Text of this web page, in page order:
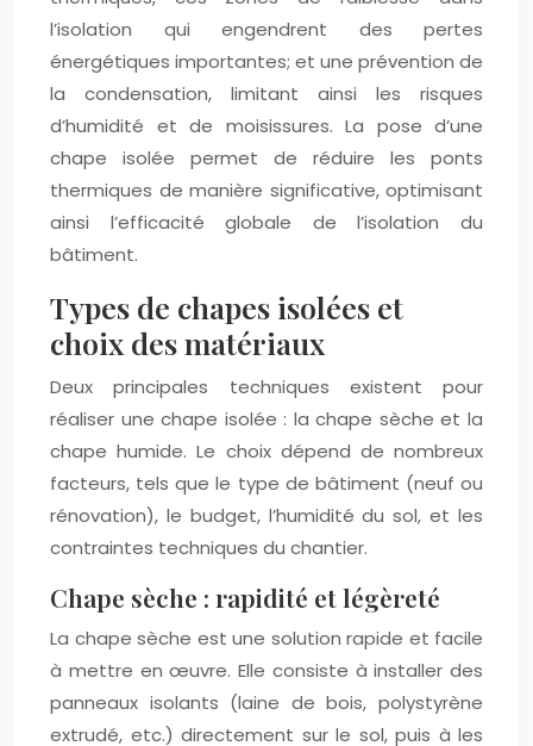
l’isolation qui engendrent des pertes
énergétiques importantes; et une prévention de
la condensation, limitant ainsi les risques
d’humidité et de moisissures. La pose d’une
chape isolée permet de réduire les ponts
thermiques de manière significative, optimisant
ainsi l’efficacité globale de l’isolation du
bâtiment.
Types de chapes isolées et
choix des matériaux
Deux principales techniques existent pour
réaliser une chape isolée : la chape sèche et la
chape humide. Le choix dépend de nombreux
facteurs, tels que le type de bâtiment (neuf ou
rénovation), le budget, l’humidité du sol, et les
contraintes techniques du chantier.
Chape sèche : rapidité et légèreté
La chape sèche est une solution rapide et facile
à mettre en œuvre. Elle consiste à installer des
panneaux isolants (laine de bois, polystyrène
extrudé, etc.) directement sur le sol, puis à les